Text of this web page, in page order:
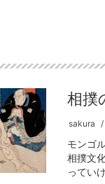
相撲
sakura
モンゴ
相撲文
ってい